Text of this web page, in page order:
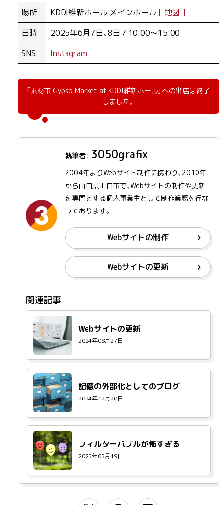
場所
KDDI維新ホール メインホール
日時
2025年6月7日、8日 / 10:00～15:00
SNS
Instagram
「素材市 Gypso Market at KDDI維新ホール」への出店は終了
しました。
3050grafix
2004年よりWebサイト制作に携わり、2010年
から山口県山口市で、Webサイトの制作や更新
を専門とする個人事業主として制作業務を行な
っております。
Webサイトの制作
Webサイトの更新
Webサイトの更新
2024年08月27日
記憶の外部化としてのブログ
2024年12月20日
フィルターバブルが怖すぎる
2025年05月19日